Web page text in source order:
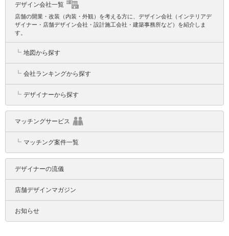
デザイン会社一覧
店舗の開業・改装（内装・外観）を考える方に、デザイン会社（インテリアデ
ザイナー・店舗デザイン会社・設計施工会社・建築事務所など）を紹介しま
す。
┗ 地図から探す
┗ 会社ランキングから探す
┗ デザイナーから探す
マッチングサービス
┗ マッチング案件一覧
デザイナーの流儀
店舗デザインマガジン
お知らせ